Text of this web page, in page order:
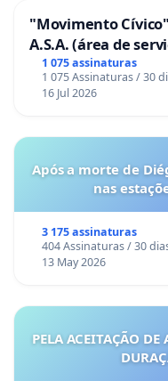
"Movimento
A.S.A. (área de
Coimbra
1 075 assinaturas
1 075 Assinaturas / 30
16 Jul 2026
Após a morte de
nas
3 175 assinaturas
404 Assinaturas / 30
13 May 2026
PELA ACEITAÇÃO DE